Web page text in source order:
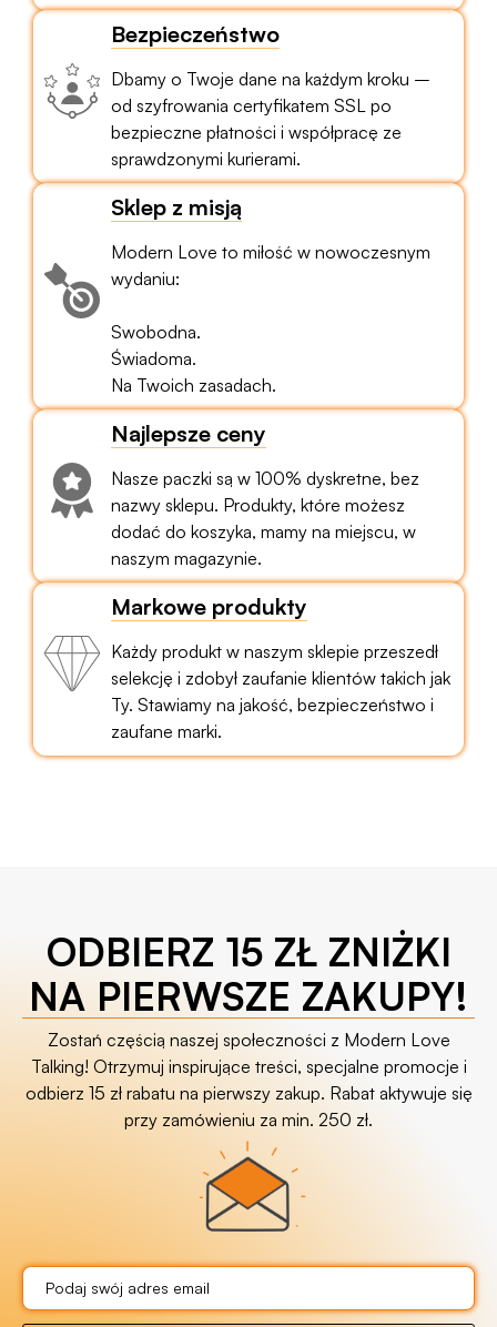
Bezpieczeństwo
Dbamy o Twoje dane na każdym kroku –
od szyfrowania certyfikatem SSL po
bezpieczne płatności i współpracę ze
sprawdzonymi kurierami.
Sklep z misją
Modern Love to miłość w nowoczesnym
wydaniu:
Swobodna.
Świadoma.
Na Twoich zasadach.
Najlepsze ceny
Nasze paczki są w 100% dyskretne, bez
nazwy sklepu. Produkty, które możesz
dodać do koszyka, mamy na miejscu, w
naszym magazynie.
Markowe produkty
Każdy produkt w naszym sklepie przeszedł
selekcję i zdobył zaufanie klientów takich jak
Ty. Stawiamy na jakość, bezpieczeństwo i
zaufane marki.
ODBIERZ 15 ZŁ ZNIŻKI
NA PIERWSZE ZAKUPY!
Zostań częścią naszej społeczności z Modern Love
Talking! Otrzymuj inspirujące treści, specjalne promocje i
odbierz 15 zł rabatu na pierwszy zakup. Rabat aktywuje się
przy zamówieniu za min. 250 zł.